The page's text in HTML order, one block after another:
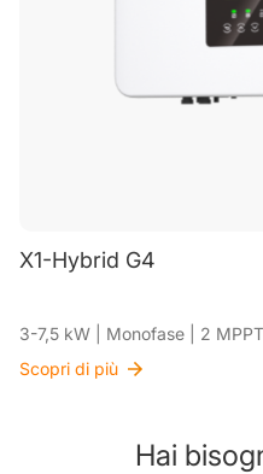
X1-Hybrid G4
3-7,5 kW | Monofase | 2 MPPT
Scopri di più
Hai